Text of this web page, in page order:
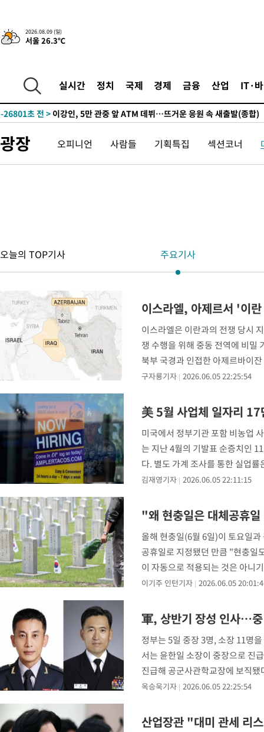
2026.08.09 (일)
서울 26.3℃
실시간 정치 국제 경제 금융 산업 IT·
-32222초 전 >
데뷔전 치르고 반성한 이강인 "한국 축구, 좋은 부분도 봐 달라"
-30360초 전 >
-26801초 전 > 이강인, 5만 관중 앞 ATM 데뷔…뜨거운 응원 속 새출발(종합)
-24296초 전 >
'AT마드리드 7번' 이강인, 맨시티 상대로 비공식 데뷔전
-23798초 전 >[속보]'AT마드리드 7번' 이강인, 맨시티 상대로 비공식 데뷔전
44.40%
-12764초 전 >
與 강원·TK 당원투표 합산 김민석 46.01%로 승리…정청래
-12411초 전 >[속보]與 당대표 경선, 경북 권리당원 투표 김민석 47.37%·정
45.71%
-12313초 전 > [속보]與 당대표 경선, 대구 권리당원 투표 정청래 47.82%·김
46.35%
-12110초 전 >
[속보]與 당대표 경선, 강원 권리당원 투표 김민석 승리
득표
-10028초 전 >"일본축구협회, 대한축구협회 성 접대 의혹 심판 조사"
-2670초 전 >
[속보]장은수, KLPGA 제주삼다수 역전 우승…데뷔 10년 차에
32분 전 >
"얼마나 더웠으면"…안동 물길공원서 헤엄친 구렁이 '소동'
33분 전 >손흥민, 68분 뛰고 2경기 침묵…LAFC, 톨루카에 1-0 승리(종합)
-32222초 전 >데뷔전 치르고 반성한 이강인 "한국 축구, 좋은 부분도 봐 달라"
-30360초 전 >시메오네 감독 "이강인 다재다능한 선수…다양한 역할 맡길
-26801초 전 >이강인, 5만 관중 앞 ATM 데뷔…뜨거운 응원 속 새출발(종합)
-26557초 전 >'AT마드리드 7번' 이강인 데뷔전…맨시티에 1-3 역전패(종합)
-24296초 전 >'AT마드리드 7번' 이강인, 맨시티 상대로 비공식 데뷔전
-23798초 전 >[속보]'AT마드리드 7번' 이강인, 맨시티 상대로 비공식 데뷔전
-21862초 전 >네타냐후, 트럼프의 가자 평화 2차 15개조 평화안 '거부'
-18458초 전 >이강인 ATM 입단식에 '상암벌 들썩'…"세계적인 선수 되길"
-17454초 전 > 태풍 돌핀, 중 저장성 타이저우시 해안에 상륙 (1보)
-14800초 전 >AT마드리드 데뷔 앞둔 이강인, 맨시티전 선발 대신 '벤치 시작'
-13430초 전 >[속보]與 강원·TK 당원투표 합산 김민석 48.54%로 승리…정
44.40%
44.53%
-12604초 전 >
[속보]與전대 권리당원투표…강원·경북 김민석, 대구 정청래
-12411초 전 >
[속보]與 당대표 경선, 경북 권리당원 투표 김민석 47.37%·정
45.71%
-12313초 전 >
[속보]與 당대표 경선, 대구 권리당원 투표 정청래 47.82%·김
46.35%
-12110초 전 >
[속보]與 당대표 경선, 강원 권리당원 투표 김민석 승리
득표
-10028초 전 >
"일본축구협회, 대한축구협회 성 접대 의혹 심판 조사"
-2670초 전 >[속보]장은수, KLPGA 제주삼다수 역전 우승…데뷔 10년 차에
상32분 전 >"얼마나 더웠으면"…안동 물길공원서 헤엄친 구렁이 '소동'
33분 전 >
손흥민, 68분 뛰고 2경기 침묵…LAFC, 톨루카에 1-0 승리(종합)
광장 오피니언 사람들 기획특집 섹션코너
오늘의 TOP기사 주요기사
이스라엘, 아제르서 '이
이스라엘은 이란과의 전쟁 당시
쟁 수행을 위해 중동 전역에 비밀
북부 국경과 인접한 아제르바이
96km
구자룡기자 2026.06.05 22:25:54
美 5월 사업체 일자리
미국에서 정부기관 포함 비농업
는 지난 4월의 기발표 순증치인
다. 별도 가계 조사를 통한 실업
김재영기자 2026.06.05 22:11:15
"왜 현충일은 대체공휴
올해 현충일(6월 6일)이 토요일
공휴일로 지정됐던 만큼 "현충일
이 자동으로 적용되는 것은 아니
님오신날, 성탄절 등에 적용된
이기주 인턴기자 2026.06.05
軍, 상반기 장성 인사…
정부는 5일 중장 3명, 소장 11명
서는 윤한일 소장이 중장으로 진
진급해 공군사관학교장에 보직
이동한다.
옥승욱기자 2026.06.05 22:25:54
산업장관 "대미 관세 리